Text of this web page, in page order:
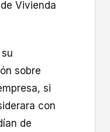
Vivienda
sobre
si
con
de